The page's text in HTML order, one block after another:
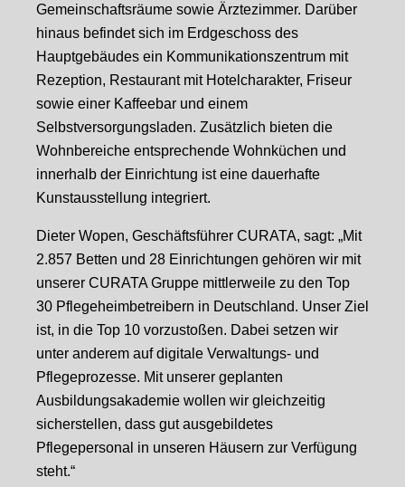
Gemeinschaftsräume sowie Ärztezimmer. Darüber
hinaus befindet sich im Erdgeschoss des
Hauptgebäudes ein Kommunikationszentrum mit
Rezeption, Restaurant mit Hotelcharakter, Friseur
sowie einer Kaffeebar und einem
Selbstversorgungsladen. Zusätzlich bieten die
Wohnbereiche entsprechende Wohnküchen und
innerhalb der Einrichtung ist eine dauerhafte
Kunstausstellung integriert.
Dieter Wopen, Geschäftsführer CURATA, sagt: „Mit
2.857 Betten und 28 Einrichtungen gehören wir mit
unserer CURATA Gruppe mittlerweile zu den Top
30 Pflegeheimbetreibern in Deutschland. Unser Ziel
ist, in die Top 10 vorzustoßen. Dabei setzen wir
unter anderem auf digitale Verwaltungs- und
Pflegeprozesse. Mit unserer geplanten
Ausbildungsakademie wollen wir gleichzeitig
sicherstellen, dass gut ausgebildetes
Pflegepersonal in unseren Häusern zur Verfügung
steht.“